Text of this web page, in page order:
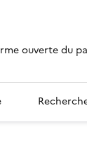
ouverte du